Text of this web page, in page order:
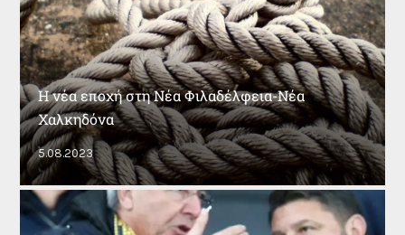
Η νέα εποχή στη Νέα Φιλαδέλφεια-Νέα
Χαλκηδόνα
5.08.2023